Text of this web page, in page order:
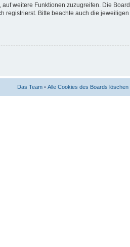
weitere Funktionen zuzugreifen. Die
Bitte beachte auch die
Das Team • Alle Cookies des Boards löschen